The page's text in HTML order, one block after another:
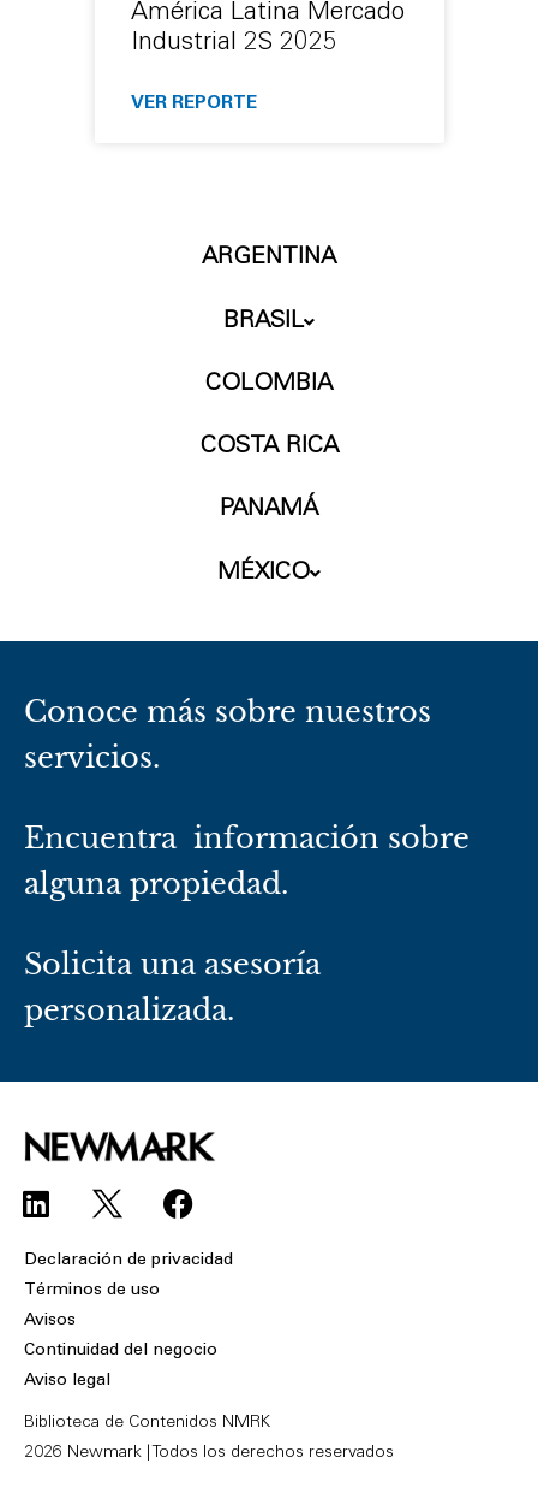
ARGENTINA
BRASIL
COLOMBIA
COSTA RICA
PANAMÁ
MÉXICO
América Latina Mercado
Industrial 2S 2025
VER REPORTE
Conoce más sobre nuestros
servicios.
Encuentra información sobre
alguna propiedad.
Solicita una asesoría
personalizada.
L
i
n
k
e
d
F
a
o
Declaración de privacidad
Términos de uso
Avisos
Continuidad del negocio
Aviso legal
Biblioteca de Contenidos NMRK
2026 Newmark | Todos los derechos reservados